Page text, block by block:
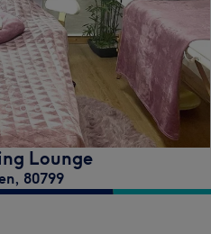
Lounge
, 80799